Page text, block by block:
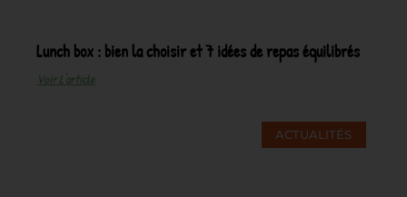
Lunch box : bien la choisir et 7 idées de repas équilibrés
Voir L'article
ACTUALITÉS